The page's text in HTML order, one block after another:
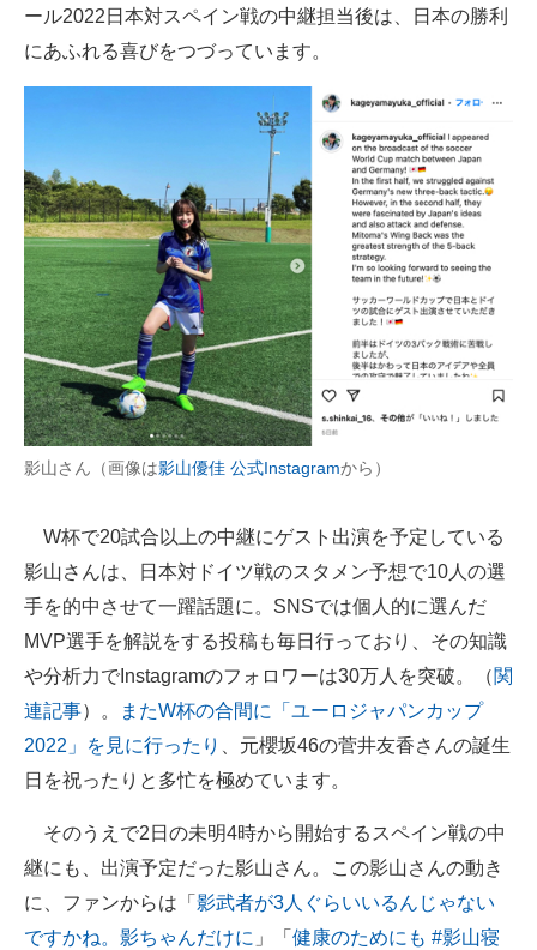
進化するPCとデバイスの未来
AI活用のいまが分かる
企業ITのトレンドを詳説
経営リーダーのコミュニティ
マーケ×ITの今がよく分かる
ITエンジニア向け専門サイト
企業向けIT製品の総合サイト
製造業のIT導入・活用を支援
モノづくり技術者専門サイト
エレクトロニクス専門サイト
電子設計の基本と応用
エネルギーの専門メディア
ちょっと気になるネットの話題
ール2022日本対スペイン戦の中継担当後は、日本の勝利
にあふれる喜びをつづっています。
影山さん（画像は影山優佳 公式Instagramから）
W杯で20試合以上の中継にゲスト出演を予定している
影山さんは、日本対ドイツ戦のスタメン予想で10人の選
手を的中させて一躍話題に。SNSでは個人的に選んだ
MVP選手を解説をする投稿も毎日行っており、その知識
や分析力でInstagramのフォロワーは30万人を突破。（関
連記事）。
またW杯の合間に「ユーロジャパンカップ
2022」を見に行ったり
、元櫻坂46の菅井友香さんの誕生
日を祝ったりと多忙を極めています。
そのうえで2日の未明4時から開始するスペイン戦の中
継にも、出演予定だった影山さん。この影山さんの動き
に、ファンからは「 影武者が3人ぐらいいるんじゃない
ですかね。影ちゃんだけに 」「 健康のためにも #影山寝